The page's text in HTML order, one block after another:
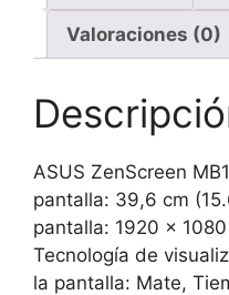
1080
Pixeles
HD
LED
cantidad
Valoraciones (0)
ASUS ZenScreen
pantalla: 39,6 cm
pantalla: 1920 x
Tecnología de
la pantalla: Mate,